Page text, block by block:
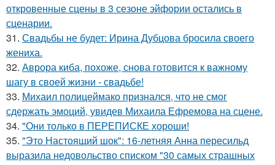
откровенные сцены в 3 сезоне эйфории остались в
сценарии.
31. Свадьбы не будет: Ирина Дубцова бросила своего
жениха.
32. Аврора киба, похоже, снова готовится к важному
шагу в своей жизни - свадьбе!
33. Михаил полицеймако признался, что не смог
сдержать эмоций, увидев Михаила Ефремова на сцене.
34. "Они только в ПЕРЕПИСКЕ хороши!
35. "Это Настоящий шок": 16-летняя Анна пересильд
выразила недовольство списком "30 самых страшных